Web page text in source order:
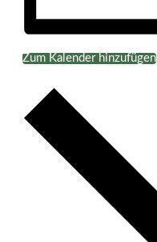
Zum Kalender hinzufügen